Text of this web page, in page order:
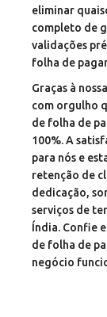
eliminar
completo de
validações
folha de
Graças à
com orgulho
de folha de
100%. A
para nós e
retenção de
dedicação,
serviços de
Índia. Confie
de folha de
negócio